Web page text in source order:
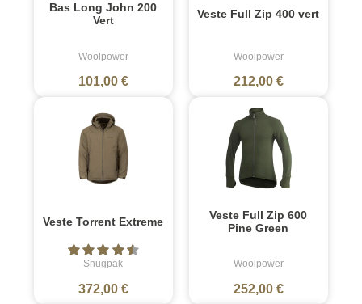
Bas Long John 200
Vert
Woolpower
101,00 €
Veste Full Zip 400 vert
Woolpower
212,00 €
Veste Torrent Extreme
Snugpak
372,00 €
Veste Full Zip 600
Pine Green
Woolpower
252,00 €